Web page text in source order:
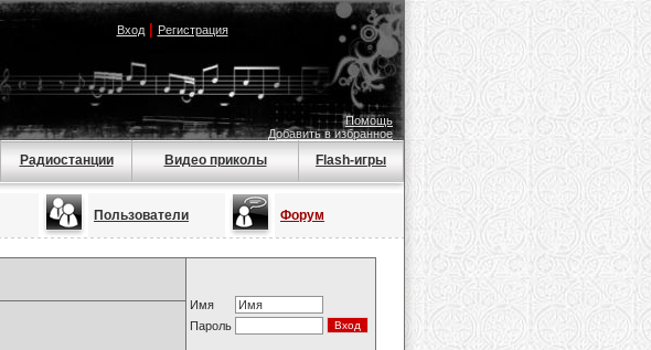
Вход| Регистрация
Помощь
Добавить в избранное
Радиостанции Видео приколы Flash-игры
Пользователи Форум
Имя
Пароль